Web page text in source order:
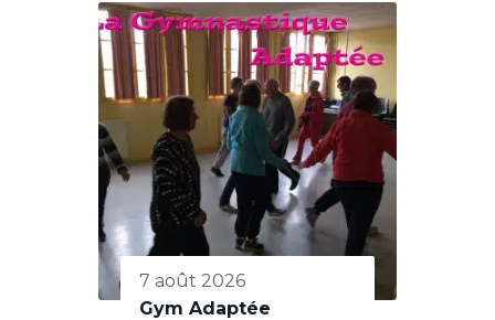
7 août 2026
Gym Adaptée